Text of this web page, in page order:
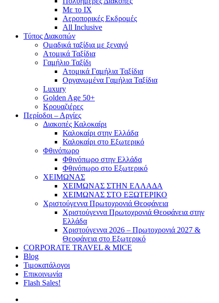
Με το ΙΧ
Αεροπορικές Εκδρομές
All Inclusive
Τύπος Διακοπών
Ομαδικά ταξίδια με ξεναγό
Ατομικά Ταξίδια
Γαμήλιο Ταξίδι
Ατομικά Γαμήλια Ταξίδια
Οργανωμένα Γαμήλια Ταξίδια
Luxury
Golden Age 50+
Κρουαζιέρες
Περίοδοι – Αργίες
Διακοπές Καλοκαίρι
Καλοκαίρι στην Ελλάδα
Καλοκαίρι στο Εξωτερικό
Φθινόπωρο
Φθινόπωρο στην Ελλάδα
Φθινόπωρο στο Εξωτερικό
ΧΕΙΜΩΝΑΣ
ΧΕΙΜΩΝΑΣ ΣΤΗΝ ΕΛΛΑΔΑ
ΧΕΙΜΩΝΑΣ ΣΤΟ ΕΞΩΤΕΡΙΚΟ
Χριστούγεννα Πρωτοχρονιά Θεοφάνεια
Χριστούγεννα Πρωτοχρονιά Θεοφάνεια στην
Ελλάδα
Χριστούγεννα 2026 – Πρωτοχρονιά 2027 &
Θεοφάνεια στο Εξωτερικό
CORPORATE TRAVEL & MICE
Blog
Τιμοκατάλογοι
Επικοινωνία
Flash Sales!